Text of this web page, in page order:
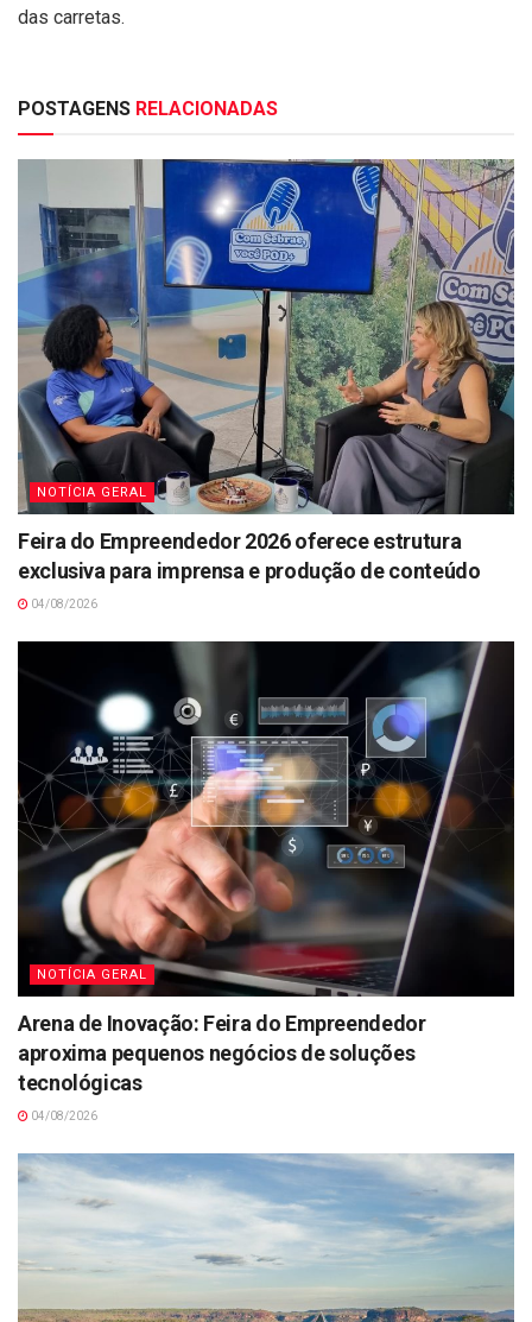
das carretas.
POSTAGENS RELACIONADAS
NOTÍCIA GERAL
Feira do Empreendedor 2026 oferece estrutura
exclusiva para imprensa e produção de conteúdo
04/08/2026
NOTÍCIA GERAL
Arena de Inovação: Feira do Empreendedor
aproxima pequenos negócios de soluções
tecnológicas
04/08/2026